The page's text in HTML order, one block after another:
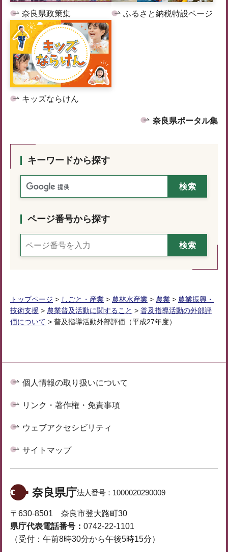
奈良県政策集 ふるさと納税特設ページ
キッズならけん
奈良県ポータル集
キーワードから探す
ページ番号から探す
トップページ > しごと・産業 > 農林水産業 > 農業 > 農業振興・
技術支援 > 農業普及活動に関すること > 普及指導活動の外部評
価について > 普及指導活動外部評価（平成27年度）
個人情報の取り扱いについて
リンク・著作権・免責事項
ウェブアクセシビリティ
サイトマップ
奈良県庁法人番号： 1000020290009
〒630-8501 奈良市登大路町30
県庁代表電話番号： 0742-22-1101
（受付：午前8時30分から午後5時15分）